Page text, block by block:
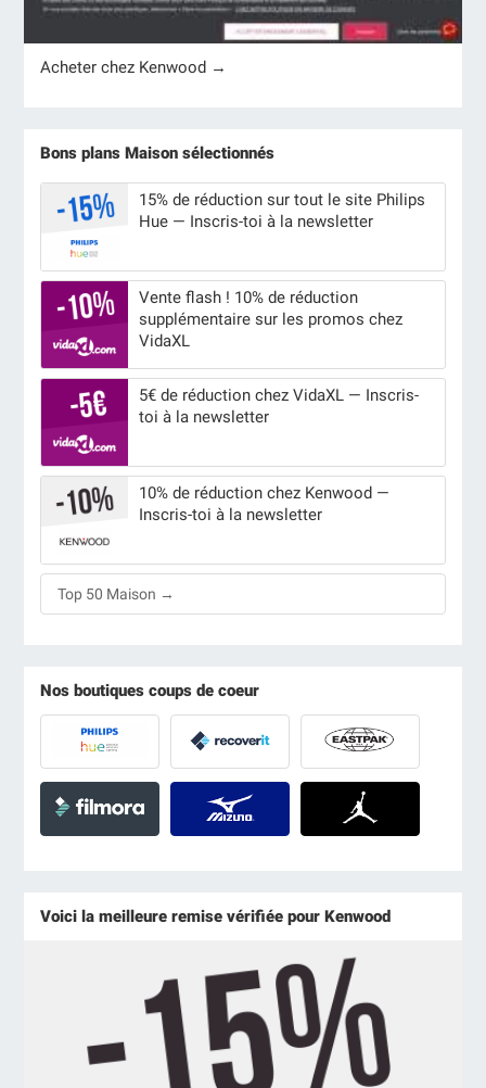
Acheter chez Kenwood →
Bons plans Maison sélectionnés
15% de réduction sur tout le site Philips
Hue — Inscris-toi à la newsletter
Vente flash ! 10% de réduction
supplémentaire sur les promos chez
VidaXL
5€ de réduction chez VidaXL — Inscris-
toi à la newsletter
10% de réduction chez Kenwood —
Inscris-toi à la newsletter
Top 50 Maison →
Nos boutiques coups de coeur
Voici la meilleure remise vérifiée pour Kenwood